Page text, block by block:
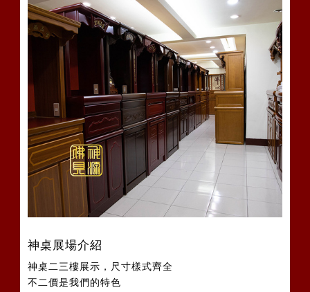
神桌展場介紹
神桌二三樓展示，尺寸樣式齊全
不二價是我們的特色